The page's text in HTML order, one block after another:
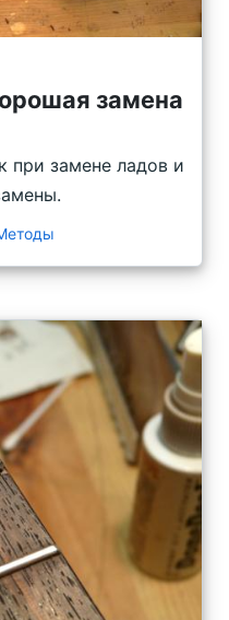
замена
при замене ладов и